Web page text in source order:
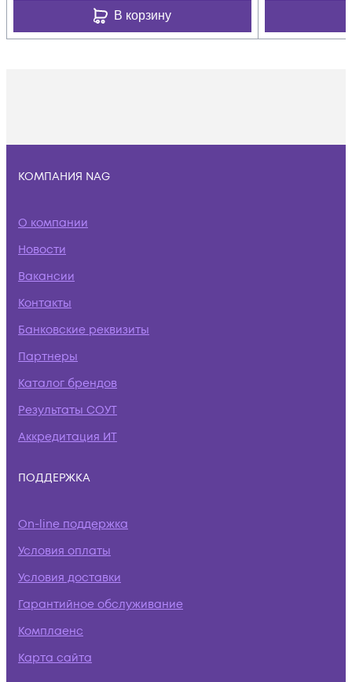
В корзину
КОМПАНИЯ NAG
О компании
Новости
Вакансии
Контакты
Банковские реквизиты
Партнеры
Каталог брендов
Результаты СОУТ
Аккредитация ИТ
ПОДДЕРЖКА
On-line поддержка
Условия оплаты
Условия доставки
Гарантийное обслуживание
Комплаенс
Карта сайта